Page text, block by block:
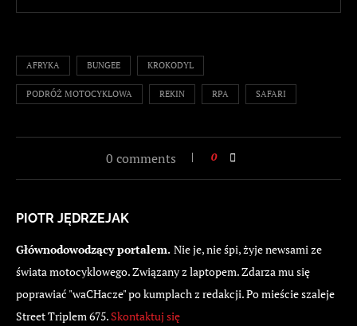
AFRYKA BUNGEE KROKODYL
PODRÓŻ MOTOCYKLOWA REKIN RPA SAFARI
0 comments 0
PIOTR JĘDRZEJAK
Głównodowodzący portalem. Nie je, nie śpi, żyje newsami ze
świata motocyklowego. Związany z laptopem. Zdarza mu się
poprawiać "waCHacze" po kumplach z redakcji. Po mieście szaleje
Street Triplem 675. Skontaktuj się